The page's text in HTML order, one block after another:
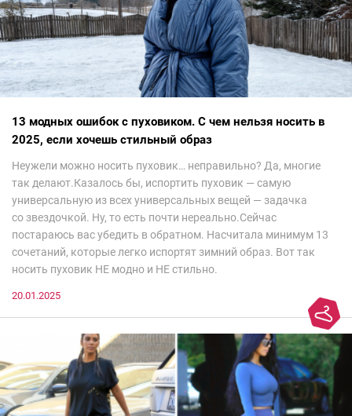
13 модных ошибок с пуховиком. С чем нельзя носить в
2025, если хочешь стильный образ
Неужели можно носить пуховик… неправильно? Да, многие
так делают.Казалось бы, испортить пуховик — самую
универсальную из всех универсальных вещей — задачка
со звездочкой. Ну, то есть почти нереально.Сейчас
постараюсь вас убедить в обратном. Насчитала минимум 13
сочетаний, которые легко испортят зимний образ. Вот так
носить пуховик НЕ модно и НЕ стильно.
20.01.2025